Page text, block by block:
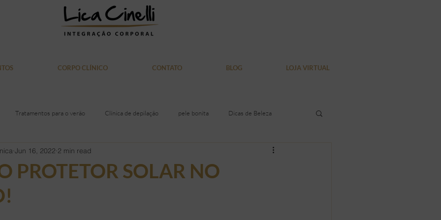
CORPO CLÍNICO CONTATO BLOG LOJA VIRTUAL
Tratamentos para o verão Clínica de depilação pele bonita Dicas de Beleza
Laser Soprano saúde
PROTETOR SOLAR NO
Jun 16, 2022 2 min read